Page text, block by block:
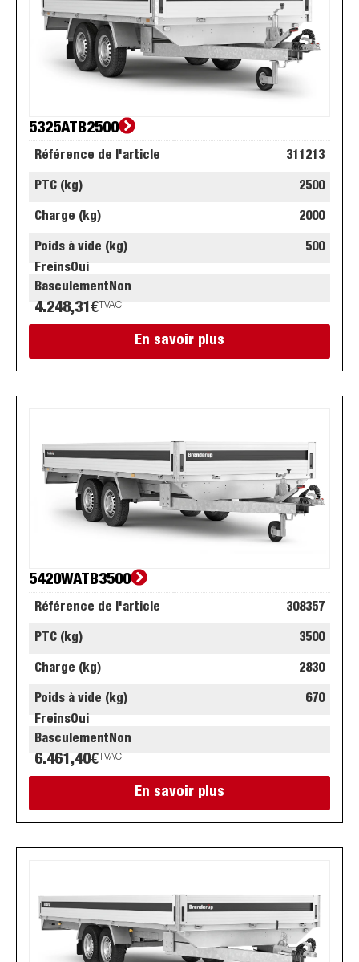
5325ATB2500
Référence de l'article 311213
PTC (kg) 2500
Charge (kg) 2000
Poids à vide (kg)
500
FreinsOui
BasculementNon
4.248,31€ TVAC
En savoir plus
5420WATB3500
Référence de l'article 308357
PTC (kg) 3500
Charge (kg) 2830
Poids à vide (kg)
670
FreinsOui
BasculementNon
6.461,40€ TVAC
En savoir plus